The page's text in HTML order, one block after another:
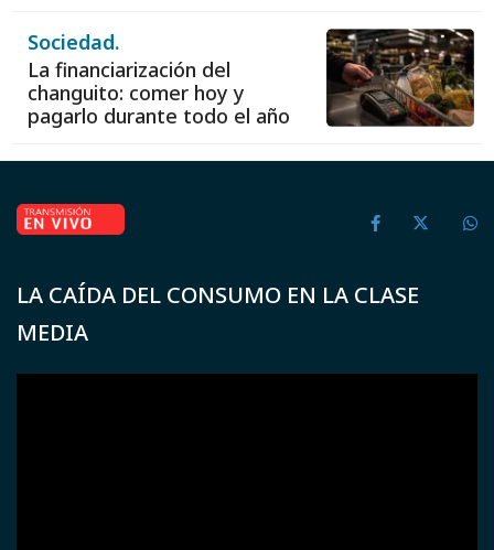
Sociedad.
La financiarización del
changuito: comer hoy y
pagarlo durante todo el año
LA CAÍDA DEL CONSUMO EN LA CLASE
MEDIA